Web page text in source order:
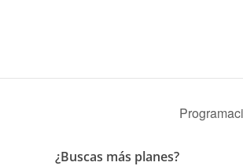
¿Buscas más planes?